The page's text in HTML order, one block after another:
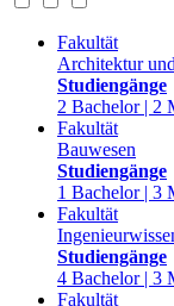
Fakultät
Architektur
Studiengänge
2 Bachelor | 2
Fakultät
Bauwesen
Studiengänge
1 Bachelor | 3
Fakultät
Studiengänge
4 Bachelor | 3
Fakultät